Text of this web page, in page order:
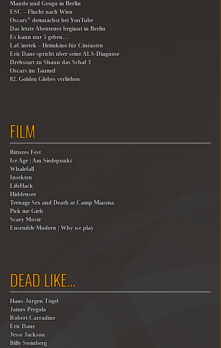
Mando und Grogu in Berlin
ESC – Flucht nach Wien
Oscars® demnächst bei YouTube
Das letzte Abenteuer beginnt in Berlin
Es kann nur 5 geben…
LaCinetek – Heimkino für Cinéasten
Eric Dane spricht über seine ALS-Diagnose
Drehstart zu Shaun das Schaf 3
Oscars im Taumel
82. Golden Globes verliehen
FILM
Bitteres Fest
Ice Age | Am Siedepunkt
Whalefall
Insekten
LifeHack
Hiddensee
Teenage Sex and Death at Camp Miasma
Pick me Girls
Scary Movie
Ensemble Modern | Why we play
DEAD LIKE…
Hans-Jürgen Tögel
James Pergola
Robert Carradine
Eric Dane
Jesse Jackson
Billy Steinberg